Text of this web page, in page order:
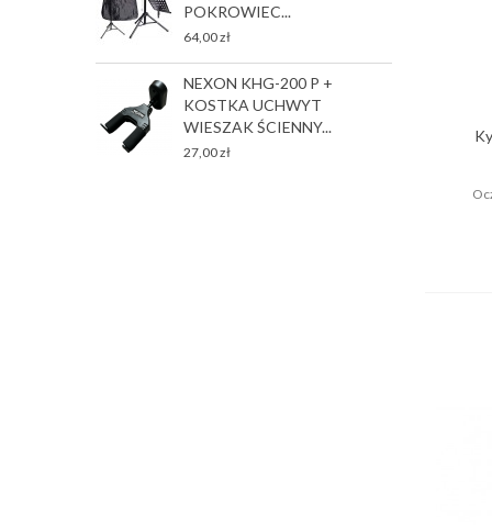
POKROWIEC...
64,00 zł
NEXON KHG-200 P +
KOSTKA UCHWYT
WIESZAK ŚCIENNY...
27,00 zł